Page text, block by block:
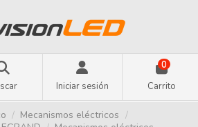
Iniciar sesión
0
Carrito
Mecanismos eléctricos